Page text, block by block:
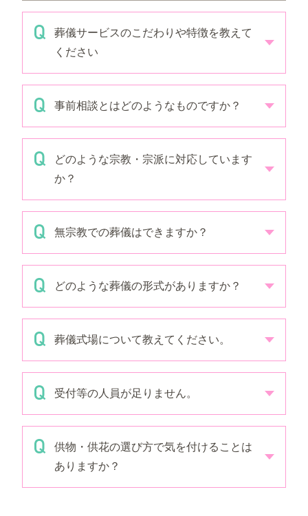
葬儀サービスのこだわりや特徴を教えて
ください
事前相談とはどのようなものですか？
どのような宗教・宗派に対応しています
か？
無宗教での葬儀はできますか？
どのような葬儀の形式がありますか？
葬儀式場について教えてください。
受付等の人員が足りません。
供物・供花の選び方で気を付けることは
ありますか？